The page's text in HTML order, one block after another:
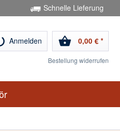
Schnelle Lieferung
Anmelden shopping_basket 0,00 € *
Bestellung widerrufen